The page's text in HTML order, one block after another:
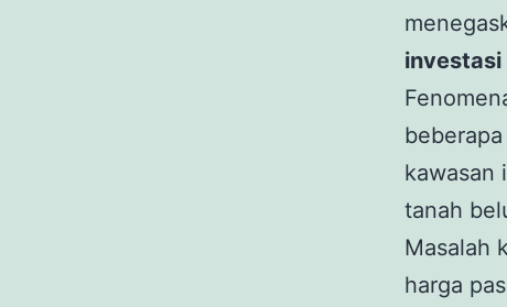
investasi
kawasan
tanah
Masalah
harga